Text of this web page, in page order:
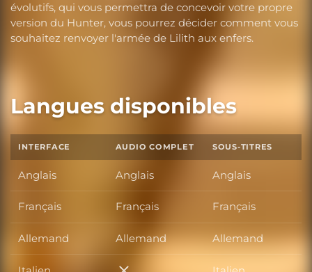
évolutifs, qui vous permettra de concevoir votre propre
version du Hunter, vous pourrez décider comment vous
souhaitez renvoyer l'armée de Lilith aux enfers.
Langues disponibles
INTERFACE AUDIO COMPLET SOUS-TITRES
Anglais Anglais Anglais
Français Français Français
Allemand Allemand Allemand